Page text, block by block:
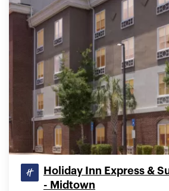
Holiday Inn Express &
- Midtown